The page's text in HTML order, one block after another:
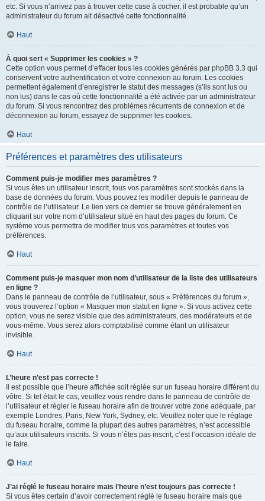
etc. Si vous n’arrivez pas à trouver cette case à cocher, il est probable qu’un
administrateur du forum ait désactivé cette fonctionnalité.
Haut
À quoi sert « Supprimer les cookies » ?
Cette option vous permet d’effacer tous les cookies générés par phpBB 3.3 qui
conservent votre authentification et votre connexion au forum. Les cookies
permettent également d’enregistrer le statut des messages (s’ils sont lus ou
non lus) dans le cas où cette fonctionnalité a été activée par un administrateur
du forum. Si vous rencontrez des problèmes récurrents de connexion et de
déconnexion au forum, essayez de supprimer les cookies.
Haut
Préférences et paramètres des utilisateurs
Comment puis-je modifier mes paramètres ?
Si vous êtes un utilisateur inscrit, tous vos paramètres sont stockés dans la
base de données du forum. Vous pouvez les modifier depuis le panneau de
contrôle de l’utilisateur. Le lien vers ce dernier se trouve généralement en
cliquant sur votre nom d’utilisateur situé en haut des pages du forum. Ce
système vous permettra de modifier tous vos paramètres et toutes vos
préférences.
Haut
Comment puis-je masquer mon nom d’utilisateur de la liste des utilisateurs
en ligne ?
Dans le panneau de contrôle de l’utilisateur, sous « Préférences du forum »,
vous trouverez l’option « Masquer mon statut en ligne ». Si vous activez cette
option, vous ne serez visible que des administrateurs, des modérateurs et de
vous-même. Vous serez alors comptabilisé comme étant un utilisateur
invisible.
Haut
L’heure n’est pas correcte !
Il est possible que l’heure affichée soit réglée sur un fuseau horaire différent du
vôtre. Si tel était le cas, veuillez vous rendre dans le panneau de contrôle de
l’utilisateur et régler le fuseau horaire afin de trouver votre zone adéquate, par
exemple Londres, Paris, New York, Sydney, etc. Veuillez noter que le réglage
du fuseau horaire, comme la plupart des autres paramètres, n’est accessible
qu’aux utilisateurs inscrits. Si vous n’êtes pas inscrit, c’est l’occasion idéale de
le faire.
Haut
J’ai réglé le fuseau horaire mais l’heure n’est toujours pas correcte !
Si vous êtes certain d’avoir correctement réglé le fuseau horaire mais que